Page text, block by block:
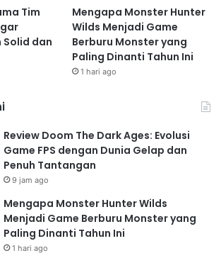
Tim
Solid dan
Mengapa Monster Hunter
Wilds Menjadi Game
Berburu Monster yang
Paling Dinanti Tahun Ini
1 hari ago
Review Doom The Dark Ages: Evolusi
Game FPS dengan Dunia Gelap dan
Penuh Tantangan
9 jam ago
Mengapa Monster Hunter Wilds
Menjadi Game Berburu Monster yang
Paling Dinanti Tahun Ini
1 hari ago